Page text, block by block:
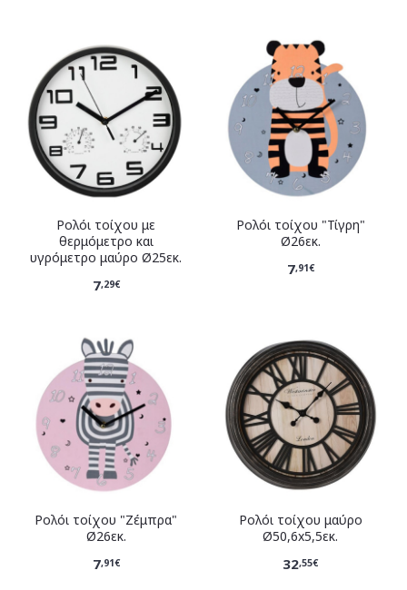
Ρολόι τοίχου με
θερμόμετρο και
υγρόμετρο μαύρο Ø25εκ.
7,29€
Ρολόι τοίχου "Τίγρη"
Ø26εκ.
7,91€
Ρολόι τοίχου "Ζέμπρα"
Ø26εκ.
7,91€
Ρολόι τοίχου μαύρο
Ø50,6x5,5εκ.
32,55€